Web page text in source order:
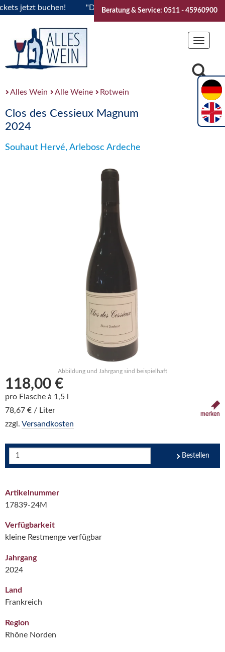
jetzt buchen! "Das Sommerfest 2026" Vive la
Beratung & Service: 0511 - 45960900
Toggle
Alles Wein Alle Weine Rotwein
Clos des Cessieux Magnum
2024
Souhaut Hervé, Arlebosc Ardeche
Abbildung und Jahrgang sind beispielhaft
118,00 €
pro Flasche à 1,5 l
78,67 € / Liter
zzgl. Versandkosten
merken
Bestellen
Artikelnummer
17839-24M
Verfügbarkeit
kleine Restmenge verfügbar
Jahrgang
2024
Land
Frankreich
Region
Rhône Norden